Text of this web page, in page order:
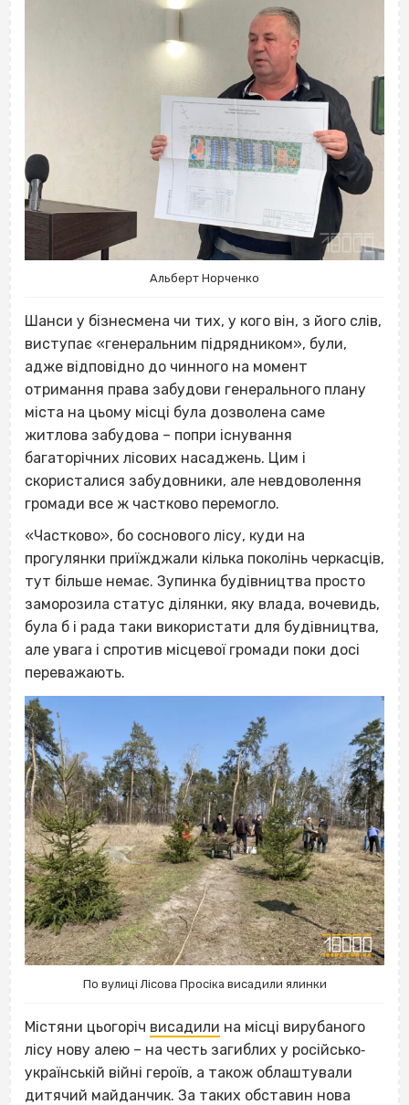
Альберт Норченко
Шанси у бізнесмена чи тих, у кого він, з його слів,
виступає «генеральним підрядником», були,
адже відповідно до чинного на момент
отримання права забудови генерального плану
міста на цьому місці була дозволена саме
житлова забудова – попри існування
багаторічних лісових насаджень. Цим і
скористалися забудовники, але невдоволення
громади все ж частково перемогло.
«Частково», бо соснового лісу, куди на
прогулянки приїжджали кілька поколінь черкасців,
тут більше немає. Зупинка будівництва просто
заморозила статус ділянки, яку влада, вочевидь,
була б і рада таки використати для будівництва,
але увага і спротив місцевої громади поки досі
переважають.
По вулиці Лісова Просіка висадили ялинки
Містяни цьогоріч висадили на місці вирубаного
лісу нову алею – на честь загиблих у російсько‐
українській війні героїв, а також облаштували
дитячий майданчик. За таких обставин нова